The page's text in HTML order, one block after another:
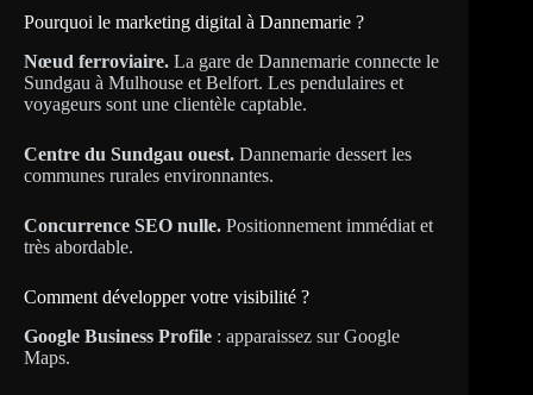
Pourquoi le marketing digital à Dannemarie ?
Nœud ferroviaire. La gare de Dannemarie connecte le
Sundgau à Mulhouse et Belfort. Les pendulaires et
voyageurs sont une clientèle captable.
Centre du Sundgau ouest. Dannemarie dessert les
communes rurales environnantes.
Concurrence SEO nulle. Positionnement immédiat et
très abordable.
Comment développer votre visibilité ?
Google Business Profile : apparaissez sur Google
Maps.